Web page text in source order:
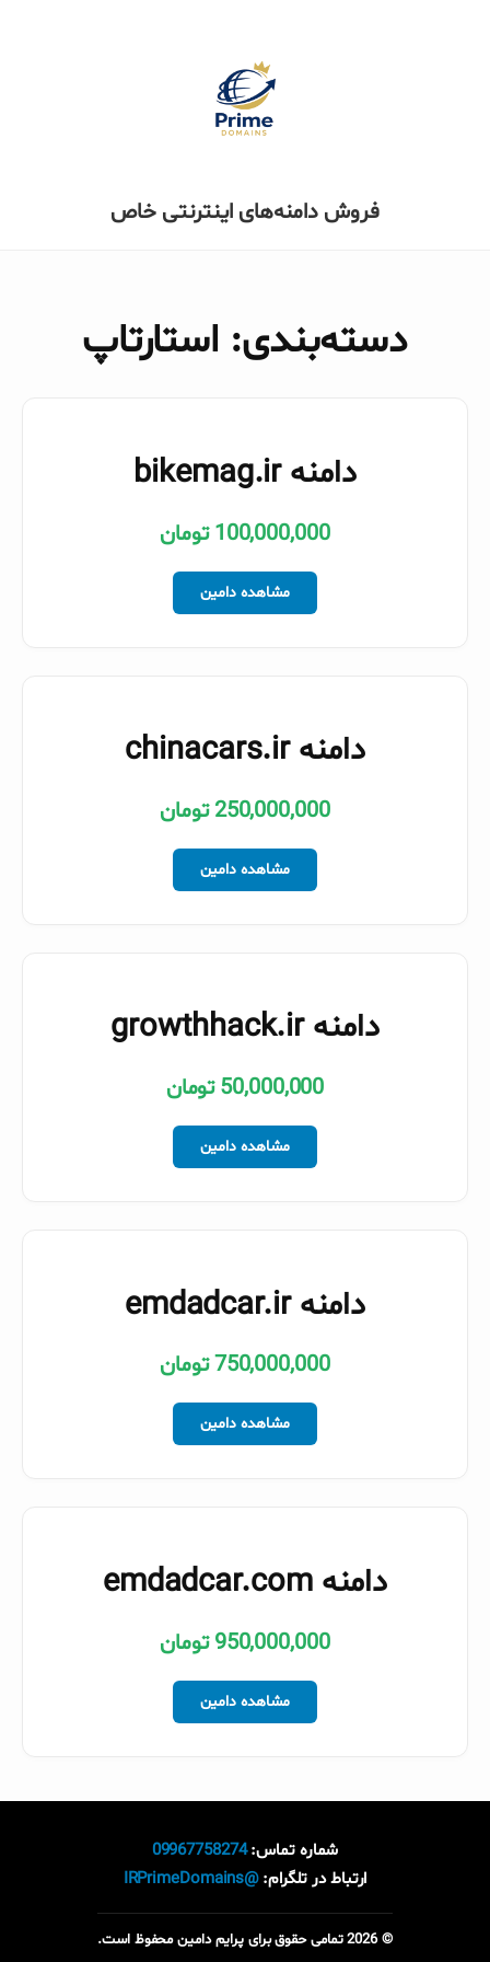
فروش دامنه‌های اینترنتی خاص
دسته‌بندی: استارتاپ
دامنه bikemag.ir
100,000,000 تومان
مشاهده دامین
دامنه chinacars.ir
250,000,000 تومان
مشاهده دامین
دامنه growthhack.ir
50,000,000 تومان
مشاهده دامین
دامنه emdadcar.ir
750,000,000 تومان
مشاهده دامین
دامنه emdadcar.com
950,000,000 تومان
مشاهده دامین
شماره تماس:09967758274
ارتباط در تلگرام:@IRPrimeDomains
© 2026 تمامی حقوق برای پرایم دامین محفوظ است.